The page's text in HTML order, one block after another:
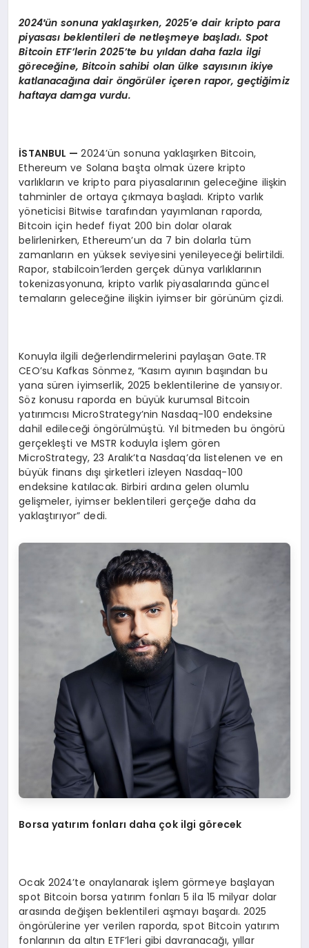
2024′ün sonuna yaklaşırken, 2025’e dair kripto para
piyasası beklentileri de netleşmeye başladı. Spot
Bitcoin ETF’lerin 2025’te bu yıldan daha fazla ilgi
göreceğine, Bitcoin sahibi olan ülke sayısının ikiye
katlanacağına dair öngörüler içeren rapor, geçtiğimiz
haftaya damga vurdu.
İSTANBUL —2024’ün sonuna yaklaşırken Bitcoin,
Ethereum ve Solana başta olmak üzere kripto
varlıkların ve kripto para piyasalarının geleceğine ilişkin
tahminler de ortaya çıkmaya başladı. Kripto varlık
yöneticisi Bitwise tarafından yayımlanan raporda,
Bitcoin için hedef fiyat 200 bin dolar olarak
belirlenirken, Ethereum’un da 7 bin dolarla tüm
zamanların en yüksek seviyesini yenileyeceği belirtildi.
Rapor, stabilcoin’lerden gerçek dünya varlıklarının
tokenizasyonuna, kripto varlık piyasalarında güncel
temaların geleceğine ilişkin iyimser bir görünüm çizdi.
Konuyla ilgili değerlendirmelerini paylaşan Gate.TR
CEO’su Kafkas Sönmez, “Kasım ayının başından bu
yana süren iyimserlik, 2025 beklentilerine de yansıyor.
Söz konusu raporda en büyük kurumsal Bitcoin
yatırımcısı MicroStrategy’nin Nasdaq-100 endeksine
dahil edileceği öngörülmüştü. Yıl bitmeden bu öngörü
gerçekleşti ve MSTR koduyla işlem gören
MicroStrategy, 23 Aralık’ta Nasdaq’da listelenen ve en
büyük finans dışı şirketleri izleyen Nasdaq-100
endeksine katılacak. Birbiri ardına gelen olumlu
gelişmeler, iyimser beklentileri gerçeğe daha da
yaklaştırıyor” dedi.
Borsa yatırım fonları daha çok ilgi görecek
Ocak 2024’te onaylanarak işlem görmeye başlayan
spot Bitcoin borsa yatırım fonları 5 ila 15 milyar dolar
arasında değişen beklentileri aşmayı başardı. 2025
öngörülerine yer verilen raporda, spot Bitcoin yatırım
fonlarının da altın ETF’leri gibi davranacağı, yıllar